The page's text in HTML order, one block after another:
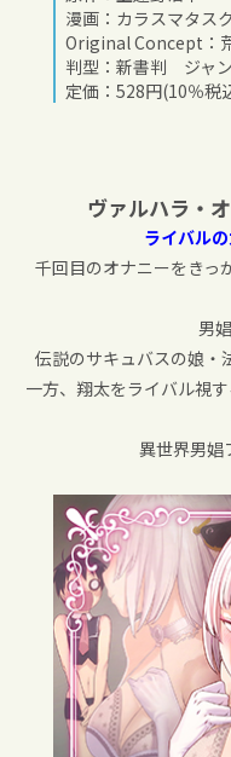
漫画：カラスマタスク
Original Concept：
判型：新書判 ジャ
定価：528円(10％税
ヴァルハラ・
ライバル
千回目のオナニーをきっ
男
伝説のサキュバスの娘・
一方、翔太をライバル視
異世界男娼